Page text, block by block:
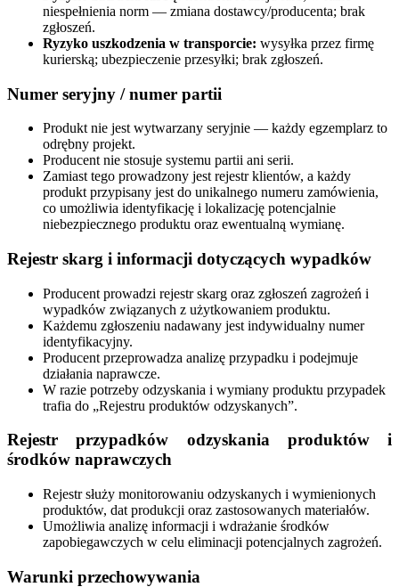
niespełnienia norm — zmiana dostawcy/producenta; brak
zgłoszeń.
Ryzyko uszkodzenia w transporcie: wysyłka przez firmę
kurierską; ubezpieczenie przesyłki; brak zgłoszeń.
Numer seryjny / numer partii
Produkt nie jest wytwarzany seryjnie — każdy egzemplarz to
odrębny projekt.
Producent nie stosuje systemu partii ani serii.
Zamiast tego prowadzony jest rejestr klientów, a każdy
produkt przypisany jest do unikalnego numeru zamówienia,
co umożliwia identyfikację i lokalizację potencjalnie
niebezpiecznego produktu oraz ewentualną wymianę.
Rejestr skarg i informacji dotyczących wypadków
Producent prowadzi rejestr skarg oraz zgłoszeń zagrożeń i
wypadków związanych z użytkowaniem produktu.
Każdemu zgłoszeniu nadawany jest indywidualny numer
identyfikacyjny.
Producent przeprowadza analizę przypadku i podejmuje
działania naprawcze.
W razie potrzeby odzyskania i wymiany produktu przypadek
trafia do „Rejestru produktów odzyskanych”.
Rejestr przypadków odzyskania produktów i
środków naprawczych
Rejestr służy monitorowaniu odzyskanych i wymienionych
produktów, dat produkcji oraz zastosowanych materiałów.
Umożliwia analizę informacji i wdrażanie środków
zapobiegawczych w celu eliminacji potencjalnych zagrożeń.
Warunki przechowywania